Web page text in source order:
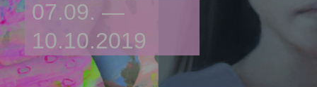
07.09. —
10.10.2019